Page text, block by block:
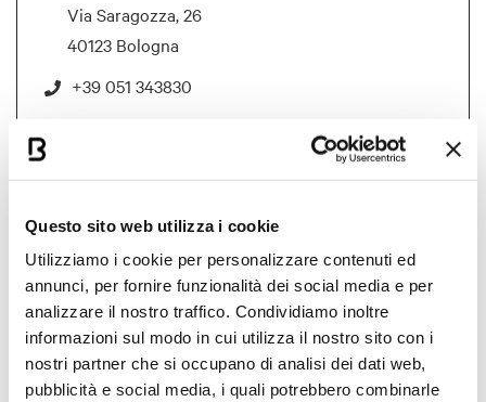
Questo sito web utilizza i cookie
Utilizziamo i cookie per personalizzare contenuti ed
annunci, per fornire funzionalità dei social media e per
analizzare il nostro traffico. Condividiamo inoltre
informazioni sul modo in cui utilizza il nostro sito con i
nostri partner che si occupano di analisi dei dati web,
pubblicità e social media, i quali potrebbero combinarle
Via Saragozza, 26
40123 Bologna
+39 051 343830
Nome: Valentina
Cognome: Nannetti
Telefono: +39 051 343830 int. 13
organizzazione@mismaonda.eu